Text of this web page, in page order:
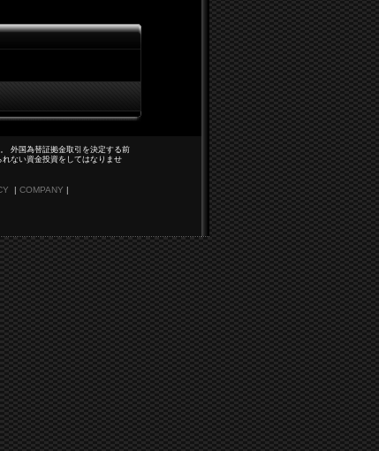
外国為替証拠金取引を決定する前
ない資金投資をしてはなりませ
| COMPANY |